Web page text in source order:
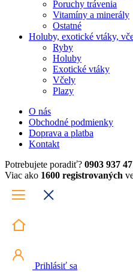
Poruchy trávenia
Vitamíny a minerály
Ostatné
Holuby, exotické vtáky,
Ryby
Holuby
Exotické vtáky
Včely
Plazy
O nás
Obchodné podmienky
Doprava a platba
Kontakt
Potrebujete poradiť? 0903 937
Viac ako 1600 registrovaných
Prihlásiť sa